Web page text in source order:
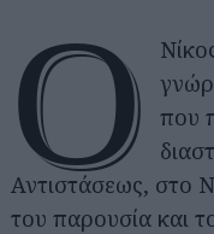
Ο
που
Αντιστάσεως, στο
του παρουσία και